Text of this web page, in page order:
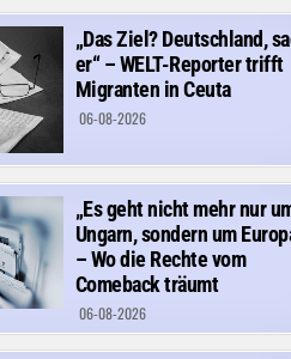
„Das Ziel? Deutschland,
er“ – WELT-Reporter trifft
Migranten in Ceuta
06-08-2026
„Es geht nicht mehr nur
Ungarn, sondern um
– Wo die Rechte vom
Comeback träumt
06-08-2026